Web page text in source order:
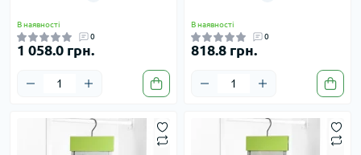
В наявності
0
1 058.0 грн.
В наявності
0
818.8 грн.